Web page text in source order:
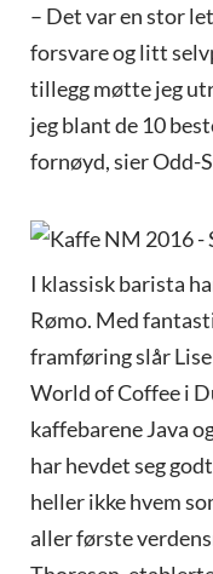
– Det var en stor
forsvare og litt
tillegg møtte jeg
jeg blant de 10
fornøyd, sier Odd-
I klassisk barista
Rømo. Med
framføring slår
World of Coffee i
kaffebarene Java
har hevdet seg
heller ikke hvem
aller første